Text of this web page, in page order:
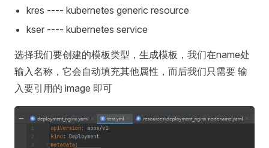
kres ---- kubernetes generic resource
kser ---- kubernetes service
选择我们要创建的模板类型，生成模板，我们在name处
输入名称，它会自动填充其他属性，而后我们只需要 输
入要引用的 image 即可